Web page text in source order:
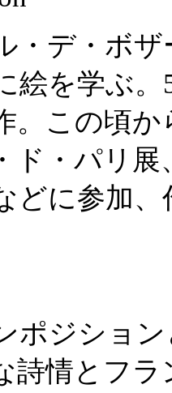
・デ・ボ
絵を学ぶ
。この頃
ド・パリ
どに参加
ポジショ
詩情とフ